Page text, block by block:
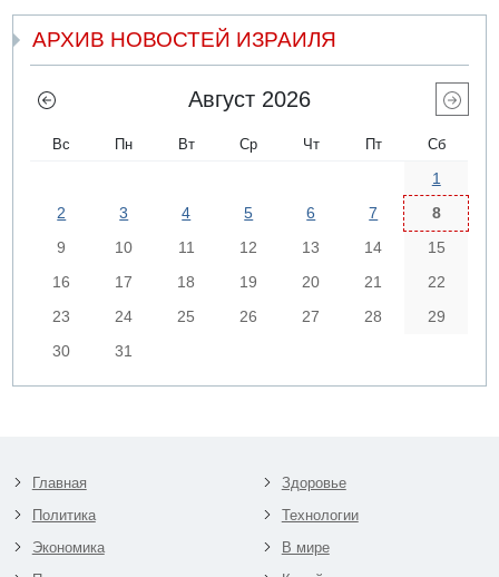
АРХИВ НОВОСТЕЙ ИЗРАИЛЯ
Август 2026
Вс Пн Вт Ср Чт Пт Сб
1
2
3 4 5 6 7
8
9
10 11 12 13 14
15
16
17 18 19 20 21
22
23
24 25 26 27 28
29
30
31
Главная
Политика
Экономика
Здоровье
Технологии
В мире